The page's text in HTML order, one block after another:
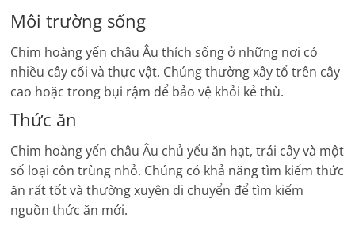
Môi trường sống
Chim hoàng yến châu Âu thích sống ở những nơi có
nhiều cây cối và thực vật. Chúng thường xây tổ trên cây
cao hoặc trong bụi rậm để bảo vệ khỏi kẻ thù.
Thức ăn
Chim hoàng yến châu Âu chủ yếu ăn hạt, trái cây và một
số loại côn trùng nhỏ. Chúng có khả năng tìm kiếm thức
ăn rất tốt và thường xuyên di chuyển để tìm kiếm
nguồn thức ăn mới.